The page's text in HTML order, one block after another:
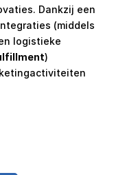
Dankzij een
(middels
logistieke
)